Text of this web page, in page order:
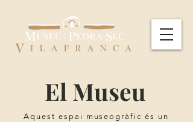
El Museu
Aquest espai museogràfic és un